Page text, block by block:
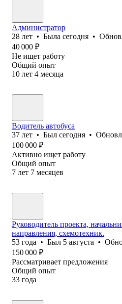
Администратор
28 лет • Была сегодня •
40 000 ₽
Не ищет работу
Общий опыт
10 лет 4 месяца
Водитель автобуса
37 лет • Был сегодня •
100 000 ₽
Активно ищет работу
Общий опыт
7 лет 7 месяцев
Руководитель проекта,
направления, схемотехник.
53 года • Был 5 августа •
150 000 ₽
Рассматривает предложения
Общий опыт
33 года